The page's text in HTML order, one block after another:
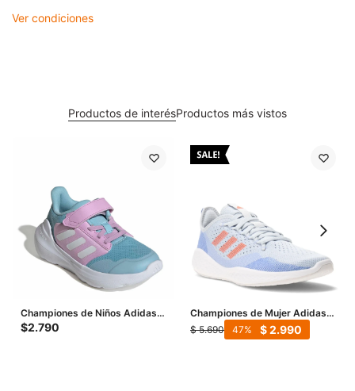
Ver condiciones
Productos de interésProductos más vistos
Championes de Niños Adidas
Tensaur Run 2.0 - Celeste - Lila
$2.790
Championes de Mujer Adidas
Fluidflow 2.0 - Celeste - Rojo
$ 5.690 $2.990
47